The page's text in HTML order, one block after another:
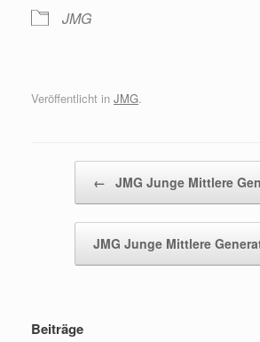
JMG
Veröffentlicht in JMG.
← JMG Junge Mittlere
JMG Junge Mittlere
Beiträge